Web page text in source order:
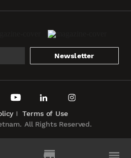
Newsletter
All Rights Reserved.
Terms of Use